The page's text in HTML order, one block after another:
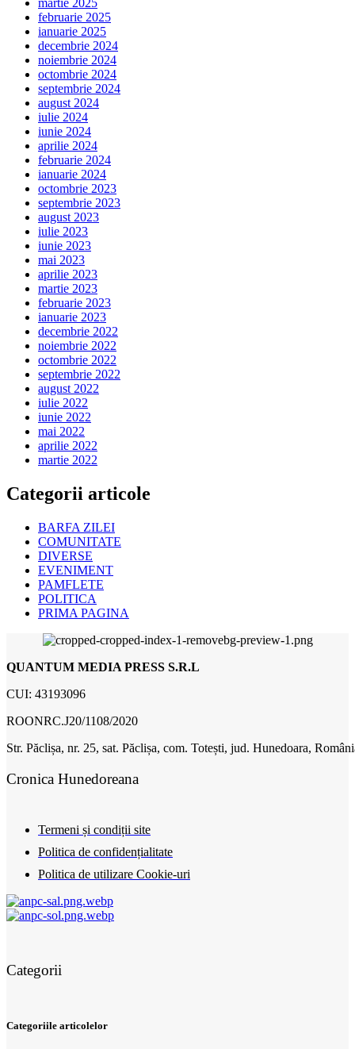
martie 2025
februarie 2025
ianuarie 2025
decembrie 2024
noiembrie 2024
octombrie 2024
septembrie 2024
august 2024
iulie 2024
iunie 2024
aprilie 2024
februarie 2024
ianuarie 2024
octombrie 2023
septembrie 2023
august 2023
iulie 2023
iunie 2023
mai 2023
aprilie 2023
martie 2023
februarie 2023
ianuarie 2023
decembrie 2022
noiembrie 2022
octombrie 2022
septembrie 2022
august 2022
iulie 2022
iunie 2022
mai 2022
aprilie 2022
martie 2022
Categorii articole
BARFA ZILEI
COMUNITATE
DIVERSE
EVENIMENT
PAMFLETE
POLITICA
PRIMA PAGINA
QUANTUM MEDIA PRESS S.R.L
CUI: 43193096
ROONRC.J20/1108/2020
Str. Păclișa, nr. 25, sat. Păclișa, com. Totești, jud. Hunedoara,
Cronica Hunedoreana
Termeni și condiții site
Politica de confidențialitate
Politica de utilizare Cookie-uri
Categorii
Categoriile articolelor